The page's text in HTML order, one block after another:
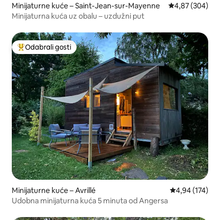
Minijaturne kuće – Saint-Jean-sur-Mayenne Prosječna
4,87 (304)
Minijaturna kuća uz obalu – uzdužni put
Među najviše rangiranima s oznakom „Odabrali gosti”
Odabrali gosti
Minijaturne kuće – Avrillé Prosječna
4,94 (174)
Udobna minijaturna kuća 5 minuta od Angersa